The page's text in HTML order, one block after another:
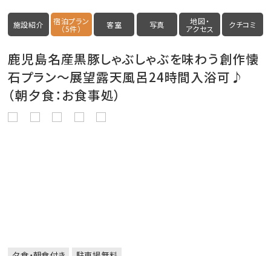
施設紹介 宿泊プラン
（5件） 客室 写真 地図・
アクセス クチコミ
鹿児島名産黒豚しゃぶしゃぶを味わう創作懐
石プラン～展望露天風呂24時間入浴可♪
（朝夕食：お食事処）